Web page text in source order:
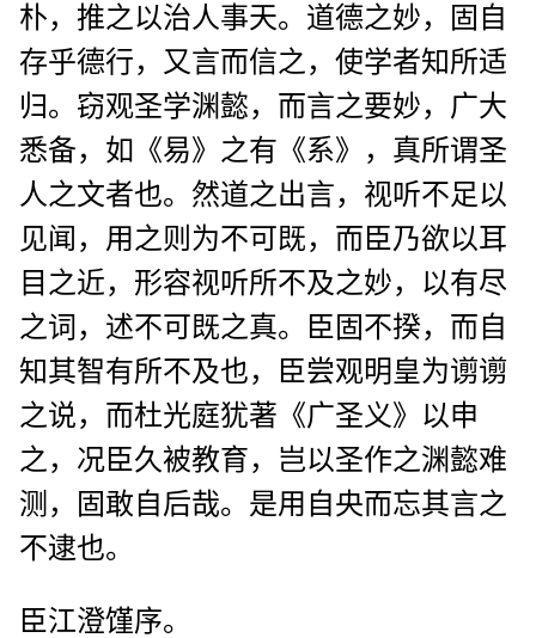
朴，推之以治人事天。道德之妙，固自
存乎德行，又言而信之，使学者知所适
归。窃观圣学渊懿，而言之要妙，广大
悉备，如《易》之有《系》，真所谓圣
人之文者也。然道之出言，视听不足以
见闻，用之则为不可既，而臣乃欲以耳
目之近，形容视听所不及之妙，以有尽
之词，述不可既之真。臣固不揆，而自
知其智有所不及也，臣尝观明皇为谫谫
之说，而杜光庭犹著《广圣义》以申
之，况臣久被教育，岂以圣作之渊懿难
测，固敢自后哉。是用自央而忘其言之
不逮也。
臣江澄馑序。